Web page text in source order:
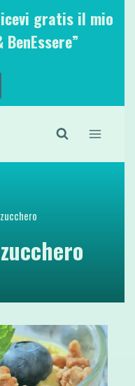
gratis il mio
BenEssere”